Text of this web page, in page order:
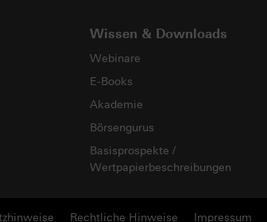
Wissen & Downloads
Webinare
E-Books
Akademie
Börsengurus
Basisprospekte /
Wertpapierbeschreibungen
Rechtliche Hinweise Impressum